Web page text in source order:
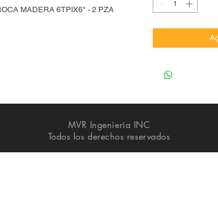
MADERA 6TPIX6" - 2 PZA
MVR Ingeniería INC
Todos los derechos reservados